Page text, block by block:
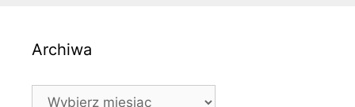
Archiwa
Archiwa